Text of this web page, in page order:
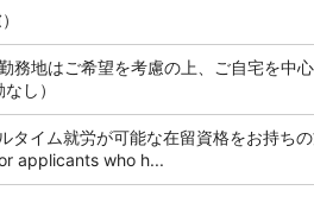
務地はご希望を考慮の上、ご自宅を中
し）
タイム就労が可能な在留資格をお持ち
applicants who h...